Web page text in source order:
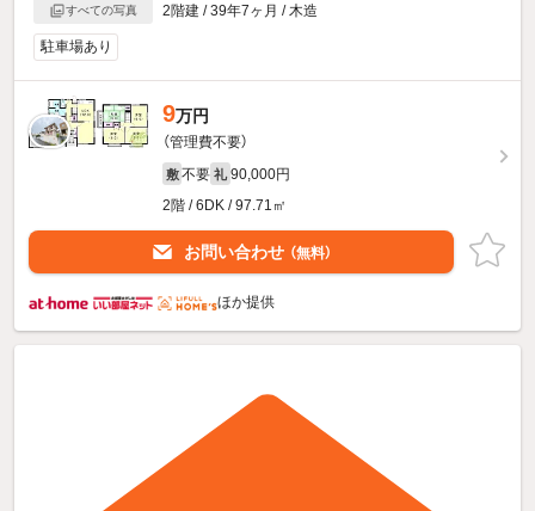
すべての写真 2階建 / 39年7ヶ月 / 木造
駐車場あり
9万円
（管理費不要）
敷 不要 礼 90,000円
2階 / 6DK / 97.71㎡
お問い合わせ （無料）
ほか提供